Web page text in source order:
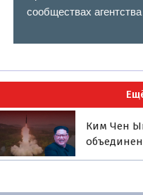
сообществах
Ким Чен